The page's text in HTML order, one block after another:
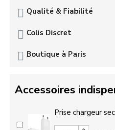
Qualité & Fiabilité
Colis Discret
Boutique à Paris
Accessoires
Prise chargeur